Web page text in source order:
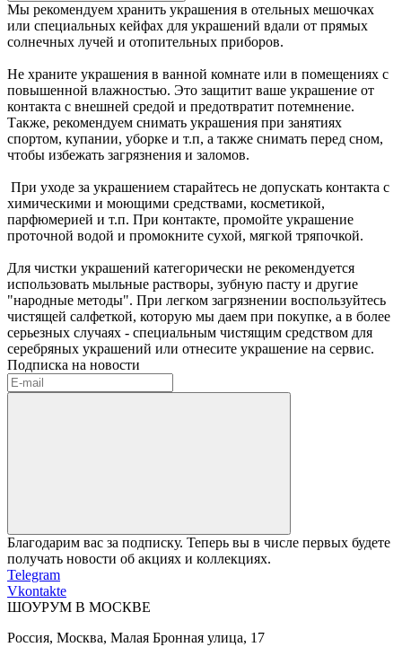
Мы рекомендуем хранить украшения в отельных мешочках
или специальных кейфах для украшений вдали от прямых
солнечных лучей и отопительных приборов.
Не храните украшения в ванной комнате или в помещениях с
повышенной влажностью. Это защитит ваше украшение от
контакта с внешней средой и предотвратит потемнение.
Также, рекомендуем снимать украшения при занятиях
спортом, купании, уборке и т.п, а также снимать перед сном,
чтобы избежать загрязнения и заломов.
При уходе за украшением старайтесь не допускать контакта с
химическими и моющими средствами, косметикой,
парфюмерией и т.п. При контакте, промойте украшение
проточной водой и промокните сухой, мягкой тряпочкой.
Для чистки украшений категорически не рекомендуется
использовать мыльные растворы, зубную пасту и другие
"народные методы". При легком загрязнении воспользуйтесь
чистящей салфеткой, которую мы даем при покупке, а в более
серьезных случаях - специальным чистящим средством для
серебряных украшений или отнесите украшение на сервис.
Подписка на новости
Благодарим вас за подписку. Теперь вы в числе первых будете
получать новости об акциях и коллекциях.
Telegram
Vkontakte
ШОУРУМ В МОСКВЕ
Россия, Москва, Малая Бронная улица, 17